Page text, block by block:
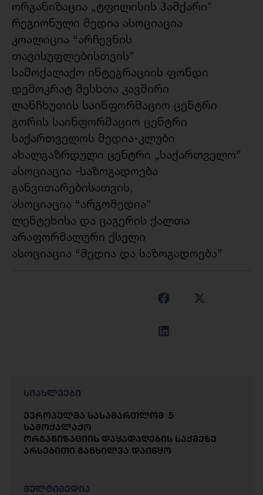
ორგანიზაცია „ტფილისის ჰამქარი”
რეგიონული მედია ასოციაცია
კოალიცია “არჩევნის
თავისუფლებისთვის”
სამოქალაქო ინტეგრაციის ფონდი
დემოკრატ მესხთა კავშირი
ლანჩხუთის საინფორმაციო ცენტრი
გორის საინფორმაციო ცენტრი
საქართველოს მედია-კლუბი
ახალგაზრდული ცენტრი „საქართველო”
ასოციაცია -საზოგადოება
განვითარებისათვის,
ასოციაცია “არგომედია”
ლენტეხისა და ცაგერის ქალთა
არაფორმალური ქსელი
ასოციაცია “მედია და საზოგადოება”
სიახლეები
ევროპულმა სასამართლომ 5
სამოქალაქო
ორგანიზაციის დაყადაღების საქმეზე
არსებითი განხილვა დაიწყო
მულტიმედია